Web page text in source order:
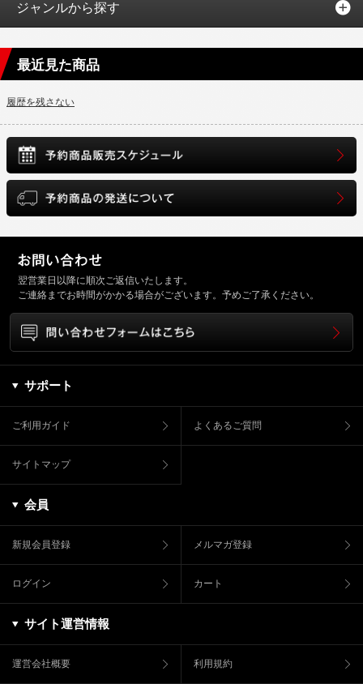
ジャンルから探す
最近見た商品
履歴を残さない
翌営業日以降に順次ご返信いたします。
ご連絡までお時間がかかる場合がございます。予めご了承ください。
サポート
ご利用ガイド よくあるご質問
サイトマップ
会員
新規会員登録 メルマガ登録
ログイン カート
サイト運営情報
運営会社概要 利用規約